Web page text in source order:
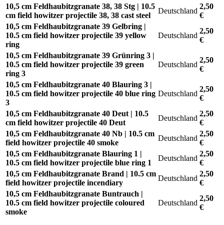
10,5 cm Feldhaubitzgranate 38, 38 Stg | 10.5
cm field howitzer projectile 38, 38 cast steel
Deutschland
2,50
€
10,5 cm Feldhaubitzgranate 39 Gelbring |
10.5 cm field howitzer projectile 39 yellow
ring
Deutschland
2,50
€
10,5 cm Feldhaubitzgranate 39 Grünring 3 |
10.5 cm field howitzer projectile 39 green
ring 3
Deutschland
2,50
€
10,5 cm Feldhaubitzgranate 40 Blauring 3 |
10.5 cm field howitzer projectile 40 blue ring
3
Deutschland
2,50
€
10,5 cm Feldhaubitzgranate 40 Deut | 10.5
cm field howitzer projectile 40 Deut
Deutschland
2,50
€
10,5 cm Feldhaubitzgranate 40 Nb | 10.5 cm
field howitzer projectile 40 smoke
Deutschland
2,50
€
10,5 cm Feldhaubitzgranate Blauring 1 |
10.5 cm field howitzer projectile blue ring 1
Deutschland
2,50
€
10,5 cm Feldhaubitzgranate Brand | 10.5 cm
field howitzer projectile incendiary
Deutschland
2,50
€
10,5 cm Feldhaubitzgranate Buntrauch |
10.5 cm field howitzer projectile coloured
smoke
Deutschland
2,50
€